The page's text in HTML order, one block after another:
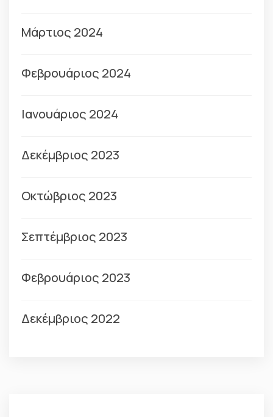
Μάρτιος 2024
Φεβρουάριος 2024
Ιανουάριος 2024
Δεκέμβριος 2023
Οκτώβριος 2023
Σεπτέμβριος 2023
Φεβρουάριος 2023
Δεκέμβριος 2022